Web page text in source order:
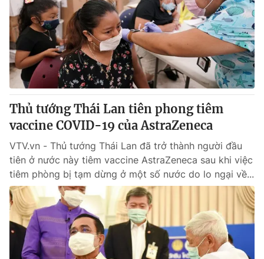
Cơ quan báo chí:Thời báo VTV
Giấy phép hoạt động báo in và báo điện tử số 483/GP-BTTTT
cấp ngày 29/12/2023
Tổng Biên tập:Vũ Thanh Thủy
Phó Tổng Biên tập: Nguyễn Thị Mỹ Hạnh, Phạm Quốc Thắng,
Nguyễn Trọng Ninh
Tổng đài VTV:
024.38 355 931 - 024.38 355 932
Ðiện thoại Thời báo VTV:
024.66 897 897
Liên hệ quảng cáo:024-7300.7108
Thủ tướng Thái Lan tiên phong tiêm
vaccine COVID-19 của AstraZeneca
VTV.vn - Thủ tướng Thái Lan đã trở thành người đầu
tiên ở nước này tiêm vaccine AstraZeneca sau khi việc
tiêm phòng bị tạm dừng ở một số nước do lo ngại về...